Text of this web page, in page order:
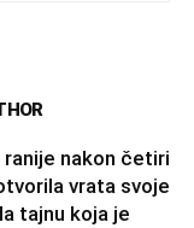
nakon četiri
vrata svoje
tajnu koja je